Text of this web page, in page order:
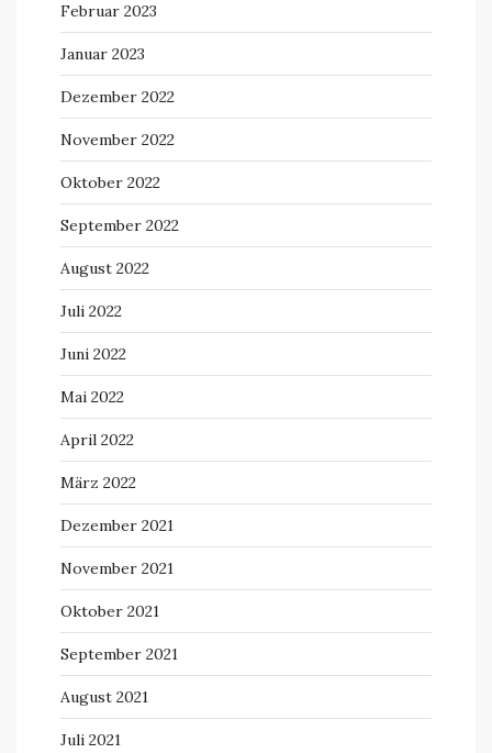
Februar 2023
Januar 2023
Dezember 2022
November 2022
Oktober 2022
September 2022
August 2022
Juli 2022
Juni 2022
Mai 2022
April 2022
März 2022
Dezember 2021
November 2021
Oktober 2021
September 2021
August 2021
Juli 2021